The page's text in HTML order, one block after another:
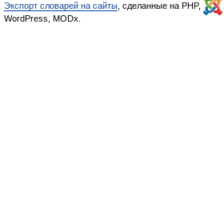
Экспорт словарей на сайты , сделанные на PHP,
WordPress, MODx.